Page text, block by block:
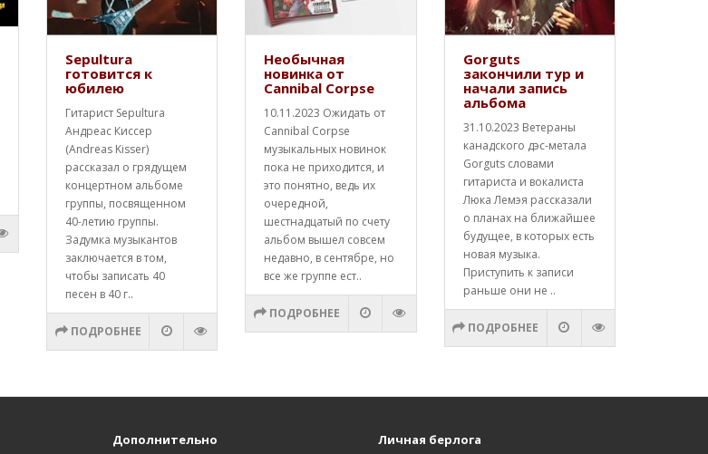
Sepultura
готовится к
юбилею
Гитарист Sepultura
Андреас Киссер
(Andreas Kisser)
рассказал о грядущем
концертном альбоме
группы, посвященном
40-летию группы.
Задумка музыкантов
заключается в том,
чтобы записать 40
песен в 40 г..
ПОДРОБНЕЕ
Необычная
новинка от
Cannibal Corpse
10.11.2023 Ожидать от
Cannibal Corpse
музыкальных новинок
пока не приходится, и
это понятно, ведь их
очередной,
шестнадцатый по счету
альбом вышел совсем
недавно, в сентябре, но
все же группе ест..
ПОДРОБНЕЕ
Gorguts
закончили тур и
начали запись
альбома
31.10.2023 Ветераны
канадского дэс-метала
Gorguts словами
гитариста и вокалиста
Люка Лемэя рассказали
о планах на ближайшее
будущее, в которых есть
новая музыка.
Приступить к записи
раньше они не ..
ПОДРОБНЕЕ
Дополнительно Личная берлога